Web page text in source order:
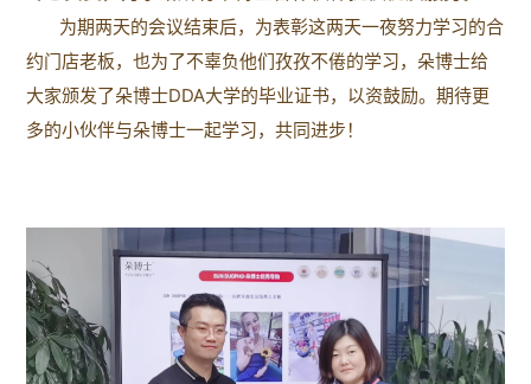
为期两天的会议结束后，为表彰这两天一夜努力学习的合
约门店老板，也为了不辜负他们孜孜不倦的学习，朵博士给
大家颁发了朵博士DDA大学的毕业证书，以资鼓励。期待更
多的小伙伴与朵博士一起学习，共同进步！